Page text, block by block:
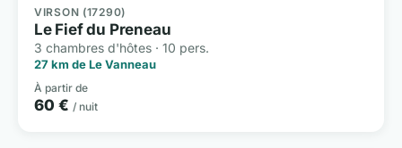
VIRSON (17290)
Le Fief du Preneau
3 chambres d'hôtes · 10 pers.
27 km de Le Vanneau
À partir de
60 € / nuit